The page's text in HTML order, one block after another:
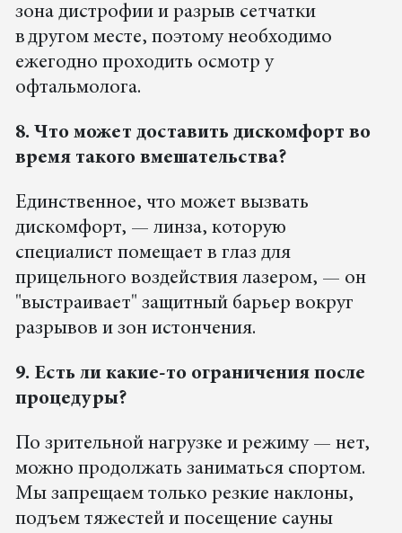
зона дистрофии и разрыв сетчатки
в другом месте, поэтому необходимо
ежегодно проходить осмотр у
офтальмолога.
8. Что может доставить дискомфорт во
время такого вмешательства?
Единственное, что может вызвать
дискомфорт, — линза, которую
специалист помещает в глаз для
прицельного воздействия лазером, — он
"выстраивает" защитный барьер вокруг
разрывов и зон истончения.
9. Есть ли какие-то ограничения после
процедуры?
По зрительной нагрузке и режиму — нет,
можно продолжать заниматься спортом.
Мы запрещаем только резкие наклоны,
подъем тяжестей и посещение сауны